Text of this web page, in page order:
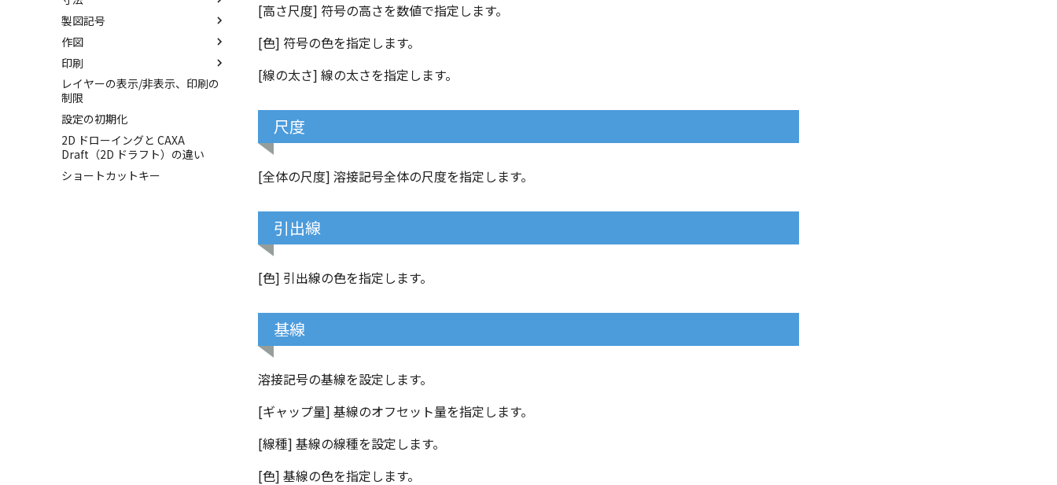
断面図
部分断面
省略図
詳細図
破断面
トリミング
相対ビュー
図の移動
既存の部品表を変換する
Excel に出力
PDF読み込み
画像の挿入
寸法の種類
クイック寸法
並列寸法
連続寸法
角度寸法
円弧長さ寸法
一括寸法
放射寸法
製図記号
幾何公差
面の指示記号
溶接記号
引出線
面取り寸法
穴寸法
データム記号
作図
座標系の設定
座標入力について
オブジェクトの選択
オブジェクト スナップ機能
線
長方形
印刷
図面の印刷
スマート印刷
レイヤーの表示/非表示、印刷の
制限
設定の初期化
2D ドローイングと CAXA
Draft（2D ドラフト）の違い
ショートカットキー
[高さ尺度] 符号の高さを数値で指定します。
[色] 符号の色を指定します。
[線の太さ] 線の太さを指定します。
尺度
[全体の尺度] 溶接記号全体の尺度を指定します。
引出線
[色] 引出線の色を指定します。
基線
溶接記号の基線を設定します。
[ギャップ量] 基線のオフセット量を指定します。
[線種] 基線の線種を設定します。
[色] 基線の色を指定します。